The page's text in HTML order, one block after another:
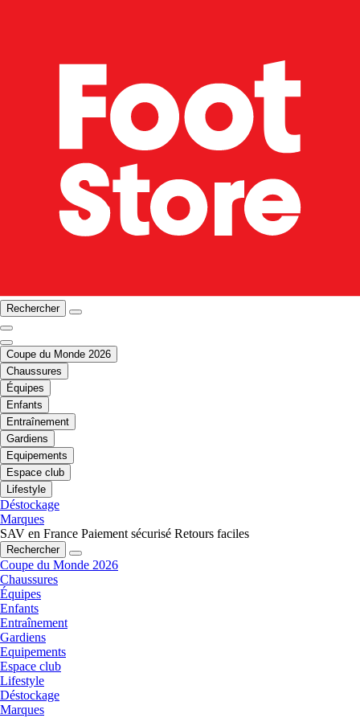
Rechercher
Coupe du Monde 2026
Chaussures
Équipes
Enfants
Entraînement
Gardiens
Equipements
Espace club
Lifestyle
Déstockage
Marques
SAV en France Paiement sécurisé Retours faciles
Rechercher
Coupe du Monde 2026
Chaussures
Équipes
Enfants
Entraînement
Gardiens
Equipements
Espace club
Lifestyle
Déstockage
Marques